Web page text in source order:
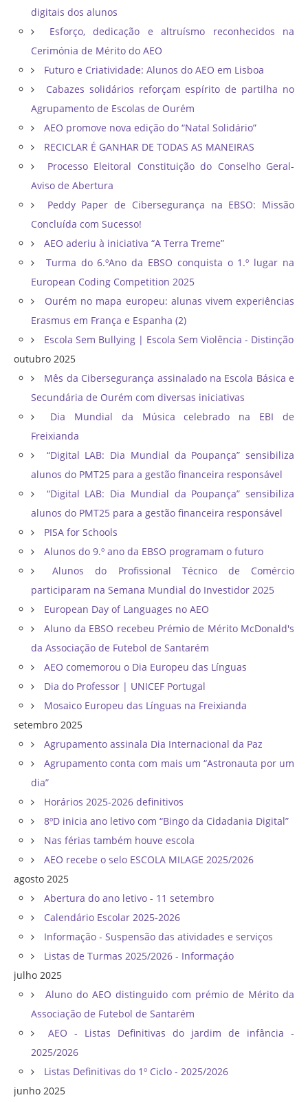
digitais dos alunos
Esforço, dedicação e altruísmo reconhecidos na
Cerimónia de Mérito do AEO
Futuro e Criatividade: Alunos do AEO em Lisboa
Cabazes solidários reforçam espírito de partilha no
Agrupamento de Escolas de Ourém
AEO promove nova edição do “Natal Solidário”
RECICLAR É GANHAR DE TODAS AS MANEIRAS
Processo Eleitoral Constituição do Conselho Geral-
Aviso de Abertura
Peddy Paper de Cibersegurança na EBSO: Missão
Concluída com Sucesso!
AEO aderiu à iniciativa “A Terra Treme”
Turma do 6.ºAno da EBSO conquista o 1.º lugar na
European Coding Competition 2025
Ourém no mapa europeu: alunas vivem experiências
Erasmus em França e Espanha (2)
Escola Sem Bullying | Escola Sem Violência - Distinção
outubro 2025
Mês da Cibersegurança assinalado na Escola Básica e
Secundária de Ourém com diversas iniciativas
Dia Mundial da Música celebrado na EBI de
Freixianda
“Digital LAB: Dia Mundial da Poupança” sensibiliza
alunos do PMT25 para a gestão financeira responsável
“Digital LAB: Dia Mundial da Poupança” sensibiliza
alunos do PMT25 para a gestão financeira responsável
PISA for Schools
Alunos do 9.º ano da EBSO programam o futuro
Alunos do Profissional Técnico de Comércio
participaram na Semana Mundial do Investidor 2025
European Day of Languages no AEO
Aluno da EBSO recebeu Prémio de Mérito McDonald's
da Associação de Futebol de Santarém
AEO comemorou o Dia Europeu das Línguas
Dia do Professor | UNICEF Portugal
Mosaico Europeu das Línguas na Freixianda
setembro 2025
Agrupamento assinala Dia Internacional da Paz
Agrupamento conta com mais um “Astronauta por um
dia”
Horários 2025-2026 definitivos
8ºD inicia ano letivo com “Bingo da Cidadania Digital”
Nas férias também houve escola
AEO recebe o selo ESCOLA MILAGE 2025/2026
agosto 2025
Abertura do ano letivo - 11 setembro
Calendário Escolar 2025-2026
Informação - Suspensão das atividades e serviços
Listas de Turmas 2025/2026 - Informaçáo
julho 2025
Aluno do AEO distinguido com prémio de Mérito da
Associação de Futebol de Santarém
AEO - Listas Definitivas do jardim de infância -
2025/2026
Listas Definitivas do 1º Ciclo - 2025/2026
junho 2025